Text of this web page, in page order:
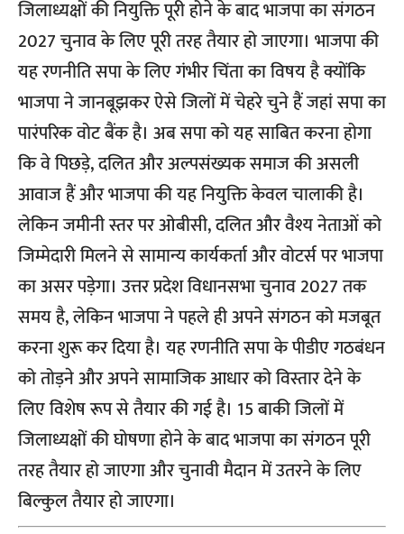
जिलाध्यक्षों की नियुक्ति पूरी होने के बाद भाजपा का संगठन
2027 चुनाव के लिए पूरी तरह तैयार हो जाएगा। भाजपा की
यह रणनीति सपा के लिए गंभीर चिंता का विषय है क्योंकि
भाजपा ने जानबूझकर ऐसे जिलों में चेहरे चुने हैं जहां सपा का
पारंपरिक वोट बैंक है। अब सपा को यह साबित करना होगा
कि वे पिछड़े, दलित और अल्पसंख्यक समाज की असली
आवाज हैं और भाजपा की यह नियुक्ति केवल चालाकी है।
लेकिन जमीनी स्तर पर ओबीसी, दलित और वैश्य नेताओं को
जिम्मेदारी मिलने से सामान्य कार्यकर्ता और वोटर्स पर भाजपा
का असर पड़ेगा। उत्तर प्रदेश विधानसभा चुनाव 2027 तक
समय है, लेकिन भाजपा ने पहले ही अपने संगठन को मजबूत
करना शुरू कर दिया है। यह रणनीति सपा के पीडीए गठबंधन
को तोड़ने और अपने सामाजिक आधार को विस्तार देने के
लिए विशेष रूप से तैयार की गई है। 15 बाकी जिलों में
जिलाध्यक्षों की घोषणा होने के बाद भाजपा का संगठन पूरी
तरह तैयार हो जाएगा और चुनावी मैदान में उतरने के लिए
बिल्कुल तैयार हो जाएगा।